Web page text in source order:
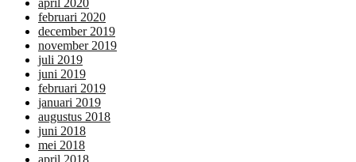
april 2020
februari 2020
december 2019
november 2019
juli 2019
juni 2019
februari 2019
januari 2019
augustus 2018
juni 2018
mei 2018